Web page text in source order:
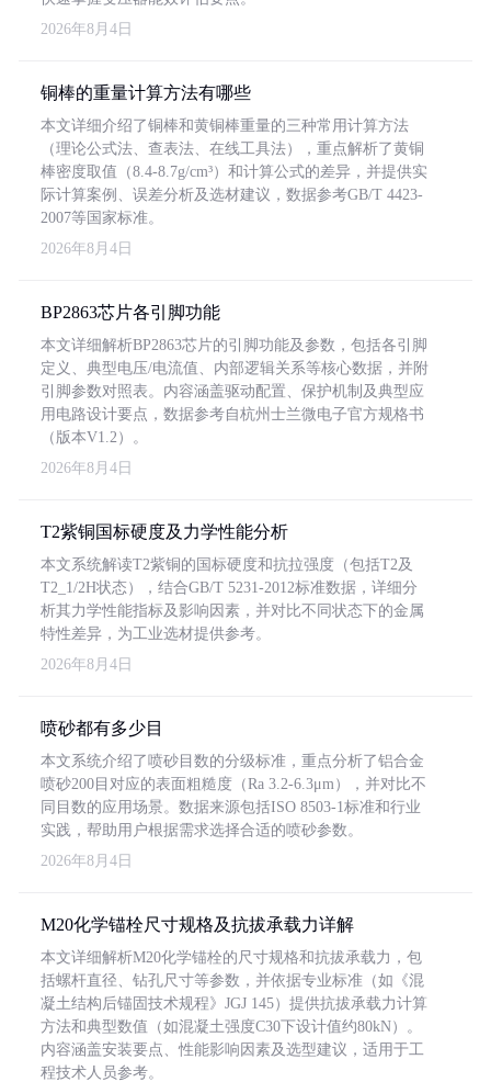
2026年8月4日
铜棒的重量计算方法有哪些
本文详细介绍了铜棒和黄铜棒重量的三种常用计算方法
（理论公式法、查表法、在线工具法），重点解析了黄铜
棒密度取值（8.4-8.7g/cm³）和计算公式的差异，并提供实
际计算案例、误差分析及选材建议，数据参考GB/T 4423-
2007等国家标准。
2026年8月4日
BP2863芯片各引脚功能
本文详细解析BP2863芯片的引脚功能及参数，包括各引脚
定义、典型电压/电流值、内部逻辑关系等核心数据，并附
引脚参数对照表。内容涵盖驱动配置、保护机制及典型应
用电路设计要点，数据参考自杭州士兰微电子官方规格书
（版本V1.2）。
2026年8月4日
T2紫铜国标硬度及力学性能分析
本文系统解读T2紫铜的国标硬度和抗拉强度（包括T2及
T2_1/2H状态），结合GB/T 5231-2012标准数据，详细分
析其力学性能指标及影响因素，并对比不同状态下的金属
特性差异，为工业选材提供参考。
2026年8月4日
喷砂都有多少目
本文系统介绍了喷砂目数的分级标准，重点分析了铝合金
喷砂200目对应的表面粗糙度（Ra 3.2-6.3μm），并对比不
同目数的应用场景。数据来源包括ISO 8503-1标准和行业
实践，帮助用户根据需求选择合适的喷砂参数。
2026年8月4日
M20化学锚栓尺寸规格及抗拔承载力详解
本文详细解析M20化学锚栓的尺寸规格和抗拔承载力，包
括螺杆直径、钻孔尺寸等参数，并依据专业标准（如《混
凝土结构后锚固技术规程》JGJ 145）提供抗拔承载力计算
方法和典型数值（如混凝土强度C30下设计值约80kN）。
内容涵盖安装要点、性能影响因素及选型建议，适用于工
程技术人员参考。